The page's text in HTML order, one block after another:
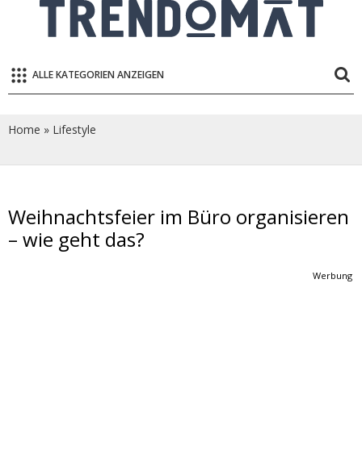
ALLE KATEGORIEN ANZEIGEN
Home » Lifestyle
Weihnachtsfeier im Büro organisieren
– wie geht das?
Werbung